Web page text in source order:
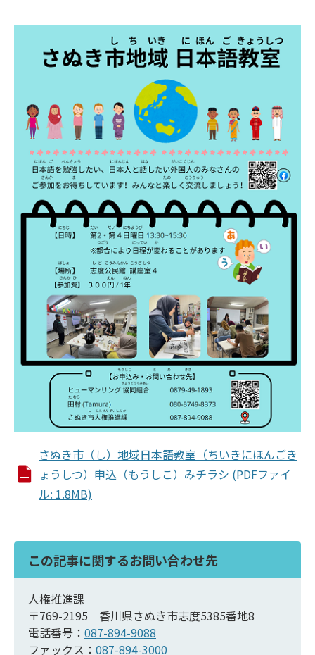
さぬき市（し）地域日本語教室（ちいきにほんごき
ょうしつ）申込（もうしこ）みチラシ (PDFファイ
ル: 1.8MB)
この記事に関するお問い合わせ先
人権推進課
〒769-2195 香川県さぬき市志度5385番地8
電話番号： 087-894-9088
ファックス： 087-894-3000